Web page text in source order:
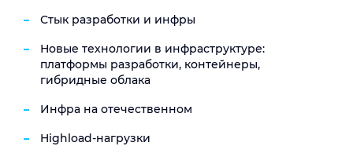
Стык разработки и инфры
Новые технологии в инфраструктуре:
платформы разработки, контейнеры,
гибридные облака
Инфра на отечественном
Highload-нагрузки